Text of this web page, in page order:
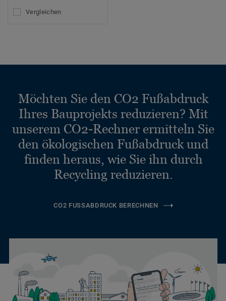
Vergleichen
Möchten Sie den CO2 Fußabdruck
Ihres Bauprojekts reduzieren? Mit
unserem CO2-Rechner ermitteln Sie
den ökologischen Fußabdruck und
finden heraus, wie Sie ihn durch
Recycling reduzieren.
CO2 FUSSABDRUCK BERECHNEN